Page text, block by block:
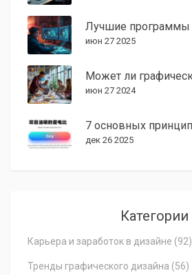
июн 27 2025
июн 27 2024
дек 26 2025
Категории
Карьера и заработок в дизайне (92)
Тренды графического дизайна (56)